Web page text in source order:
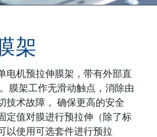
架
电机预拉伸膜架，带有外部直
膜架工作无滑动触点，消除由
技术故障， 确保更高的安全
定值对膜进行预拉伸（除了标
以使用可选套件进行预拉